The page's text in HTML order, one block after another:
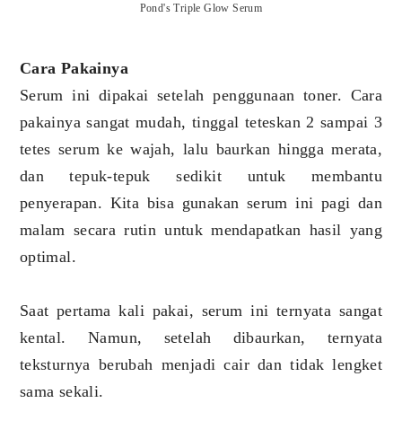
Pond's Triple Glow Serum
Cara Pakainya
Serum ini dipakai setelah penggunaan toner. Cara
pakainya sangat mudah, tinggal teteskan 2 sampai 3
tetes serum ke wajah, lalu baurkan hingga merata,
dan tepuk-tepuk sedikit untuk membantu
penyerapan. Kita bisa gunakan serum ini pagi dan
malam secara rutin untuk mendapatkan hasil yang
optimal.
Saat pertama kali pakai, serum ini ternyata sangat
kental. Namun, setelah dibaurkan, ternyata
teksturnya berubah menjadi cair dan tidak lengket
sama sekali.